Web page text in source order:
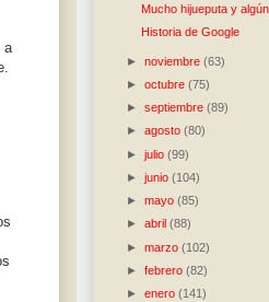
a
Mucho hijueputa y
Historia de Google
►noviembre(63)
►octubre(75)
►septiembre(89)
►agosto(80)
►julio(99)
►junio(104)
►mayo(85)
►abril(88)
►marzo(102)
►febrero(82)
►enero(141)